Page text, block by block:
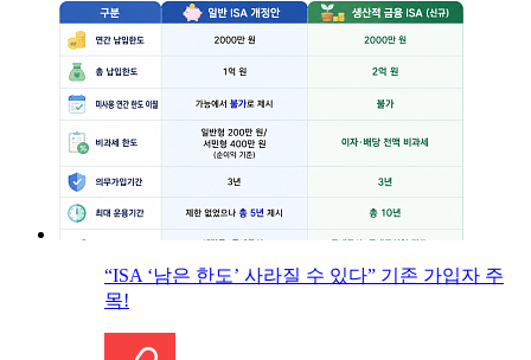
“ISA ‘남은 한도’ 사라질 수 있다” 기존 가입자 주
목!